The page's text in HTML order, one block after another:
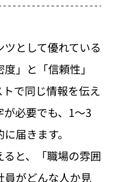
として優れている
」と「信頼性」
で同じ情報を伝え
必要でも、1〜3
届きます。
と、「職場の雰囲
員がどんな人か見